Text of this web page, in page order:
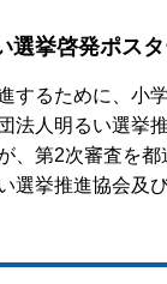
選挙啓発ポス
するために、小
法人明るい選挙
、第2次審査を
選挙推進協会及